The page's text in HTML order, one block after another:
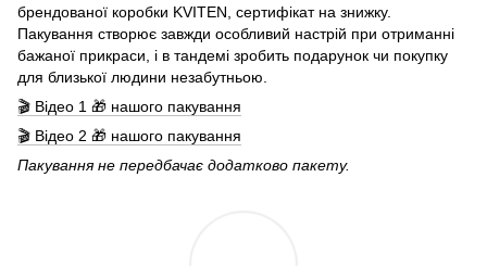
брендованої коробки KVITEN, сертифікат на знижку.
Пакування створює завжди особливий настрій при отриманні
бажаної прикраси, і в тандемі зробить подарунок чи покупку
для близької людини незабутньою.
🎬 Відео 1 🎁 нашого пакування
🎬 Відео 2 🎁 нашого пакування
Пакування не передбачає додатково пакету.